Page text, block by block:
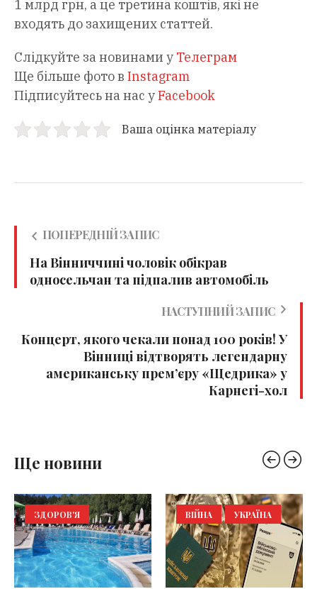
1 млрд грн, а це третина коштів, які не
входять до захищених статтей.
Слідкуйте за новинами у Телеграм
Ще більше фото в Instagram
Підписуйтесь на нас уFacebook
Ваша оцінка матеріалу
ПОПЕРЕДНІЙ ЗАПИС
На Вінниччині чоловік обікрав
односельчан та підпалив автомобіль
НАСТУПНИЙ ЗАПИС
Концерт, якого чекали понад 100 років! У
Вінниці відтворять легендарну
американську прем’єру «Щедрика» у
Карнегі-хол
Ще новини
ЗДОРОВ'Я ВІЙНА УКРАЇНА